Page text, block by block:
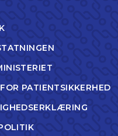
PATIENTSIKKERHED